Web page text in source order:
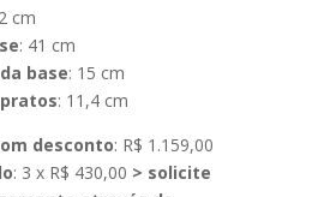
cm
: 41 cm
base: 15 cm
: 11,4 cm
desconto: R$ 1.159,00
: 3 x R$ 430,00 > solicite